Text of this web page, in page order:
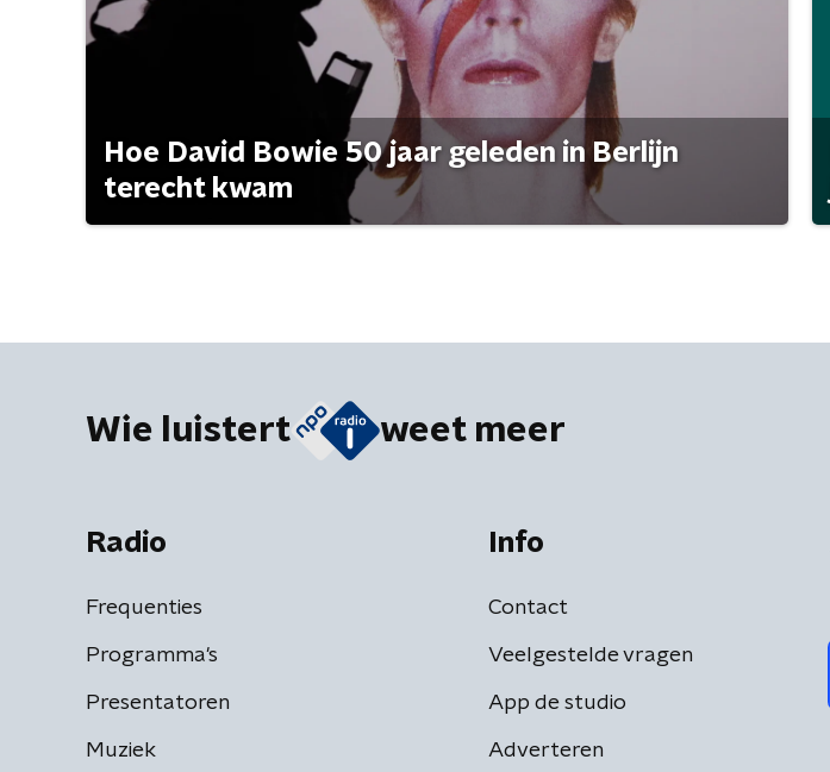
Hoe David Bowie 50 jaar geleden in Berlijn
terecht kwam
Wie luistert weet meer
Radio
Frequenties
Programma's
Presentatoren
Muziek
Info
Contact
Veelgestelde vragen
App de studio
Adverteren